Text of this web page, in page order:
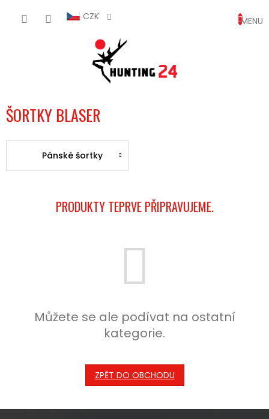
CZK
KOŠÍK
ŠORTKY BLASER
Pánské šortky
PRODUKTY TEPRVE PŘIPRAVUJEME.
Můžete se ale podívat na ostatní
kategorie.
ZPĚT DO OBCHODU